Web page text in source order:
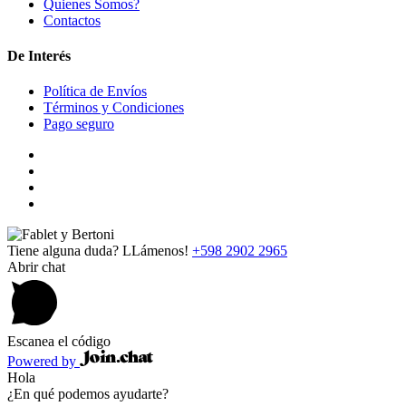
Quienes Somos?
Contactos
De Interés
Política de Envíos
Términos y Condiciones
Pago seguro
Tiene alguna duda? LLámenos! +598 2902 2965
Abrir chat
Escanea el código
Powered by
Hola
¿En qué podemos ayudarte?